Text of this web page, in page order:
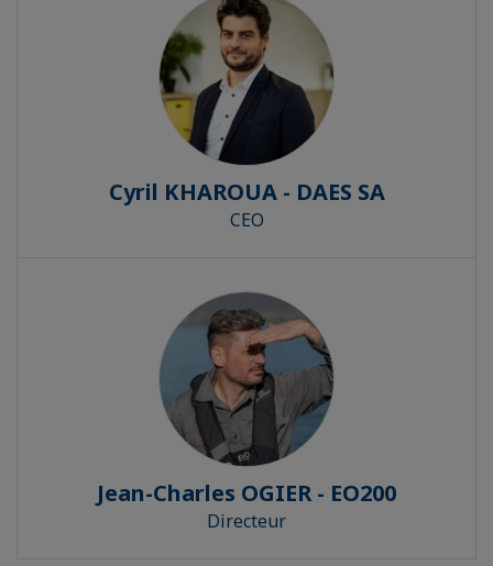
Cyril KHAROUA - DAES SA
CEO
Jean-Charles OGIER - EO200
Directeur